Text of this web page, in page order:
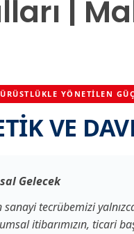
|
YÖNETILEN
VE
Gelecek
tecrübemizi
itibarımızın, ticari